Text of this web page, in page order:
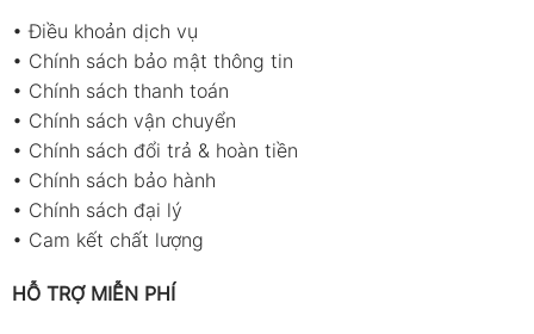
•Điều khoản dịch vụ
• Chính sách bảo mật thông tin
• Chính sách thanh toán
• Chính sách vận chuyển
• Chính sách đổi trả & hoàn tiền
• Chính sách bảo hành
• Chính sách đại lý
• Cam kết chất lượng
HỖ TRỢ MIỄN PHÍ